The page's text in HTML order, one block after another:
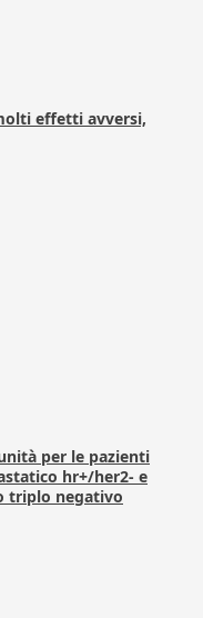
effetti avversi,
per le pazienti
hr+/her2- e
triplo negativo